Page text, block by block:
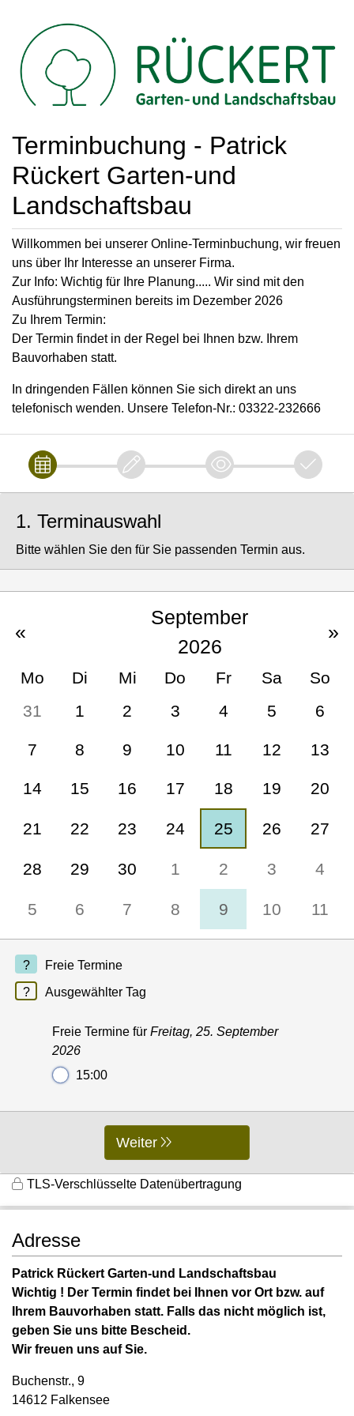
Terminbuchung - Patrick
Rückert Garten-und
Landschaftsbau
Willkommen bei unserer Online-Terminbuchung, wir freuen
uns über Ihr Interesse an unserer Firma.
Zur Info: Wichtig für Ihre Planung..... Wir sind mit den
Ausführungsterminen bereits im Dezember 2026
Zu Ihrem Termin:
Der Termin findet in der Regel bei Ihnen bzw. Ihrem
Bauvorhaben statt.
In dringenden Fällen können Sie sich direkt an uns
telefonisch wenden. Unsere Telefon-Nr.: 03322-232666
1. Terminauswahl
Bitte wählen Sie den für Sie passenden Termin aus.
«
September
2026
»
Mo Di Mi Do Fr Sa
So
31
1 2 3 4 5 6
7 8 9 10 11 12 13
14 15 16 17 18 19 20
21 22 23 24 25 26 27
28 29 30 1 2 3 4
5 6 7 8 9 10 11
Freie Termine
Ausgewählter Tag
Freie Termine für Freitag, 25. September
2026
15:00
Weiter
TLS-Verschlüsselte Datenübertragung
Adresse
Patrick Rückert Garten-und Landschaftsbau
Wichtig ! Der Termin findet bei Ihnen vor Ort bzw. auf
Ihrem Bauvorhaben statt. Falls das nicht möglich ist,
geben Sie uns bitte Bescheid.
Wir freuen uns auf Sie.
Buchenstr., 9
14612 Falkensee